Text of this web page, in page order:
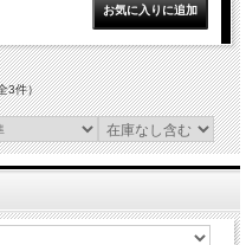
3件）